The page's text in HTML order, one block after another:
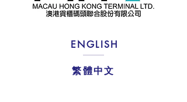
ENGLISH
繁體中文